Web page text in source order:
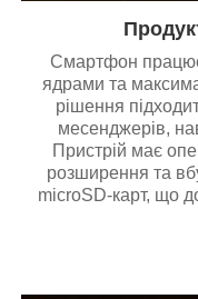
Смартфон
ядрами та
рішення
месенджерів,
Пристрій має
розширення та
microSD-карт, що